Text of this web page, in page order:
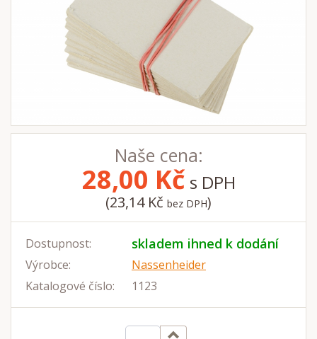
Naše cena:
28,00 Kč s DPH
(23,14 Kč bez DPH)
Dostupnost: skladem ihned k dodání
Výrobce:
Nassenheider
Katalogové číslo:
1123